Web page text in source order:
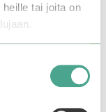
tai joita on